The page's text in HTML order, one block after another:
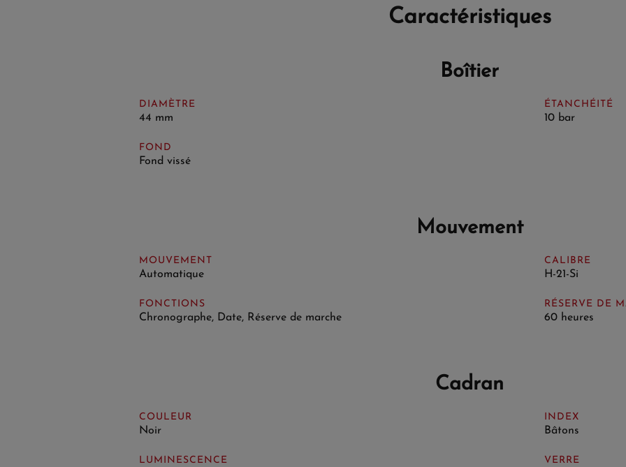
Caractéristiques
Boîtier
DIAMÈTRE
44 mm
ÉTANCHÉITÉ
10 bar
FOND
Fond vissé
Mouvement
MOUVEMENT
Automatique
CALIBRE
H-21-Si
FONCTIONS
Chronographe, Date, Réserve de marche
RÉSERVE DE
60 heures
Cadran
COULEUR
Noir
INDEX
Bâtons
LUMINESCENCE VERRE